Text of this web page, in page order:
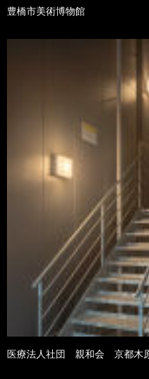
豊橋市美術博物館
医療法人社団 親和会 京都木